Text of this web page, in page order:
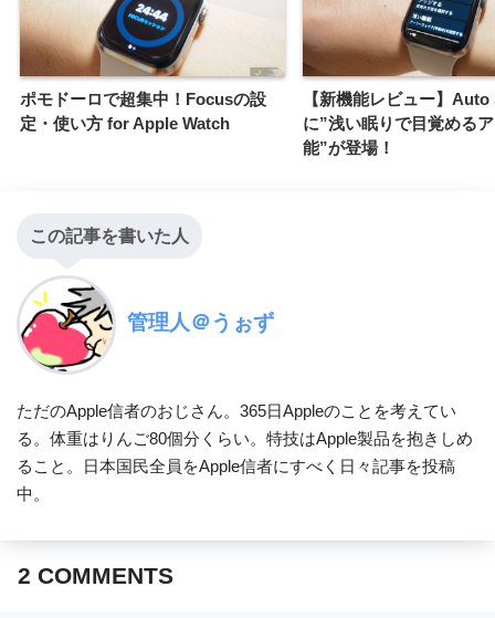
ポモドーロで超集中！Focusの設
定・使い方 for Apple Watch
【新機能レビュー】Auto
に”浅い眠りで目覚める
能”が登場！
この記事を書いた人
管理人＠うぉず
ただのApple信者のおじさん。365日Appleのことを考えてい
る。体重はりんご80個分くらい。特技はApple製品を抱きしめ
ること。日本国民全員をApple信者にすべく日々記事を投稿
中。
2 COMMENTS